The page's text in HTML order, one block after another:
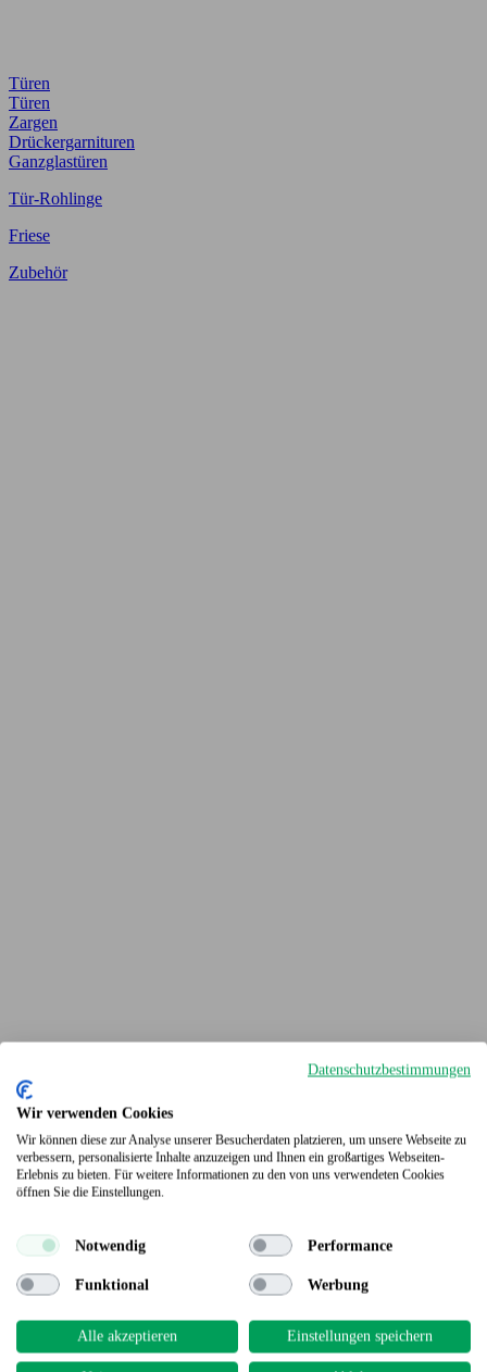
Türen
Türen
Zargen
Drückergarnituren
Ganzglastüren
Tür-Rohlinge
Friese
Zubehör
Terrassendielen
Datenschutzbestimmungen
Wir verwenden Cookies
Wir können diese zur Analyse unserer Besucherdaten platzieren, um unsere Webseite zu
verbessern, personalisierte Inhalte anzuzeigen und Ihnen ein großartiges Webseiten-
Erlebnis zu bieten. Für weitere Informationen zu den von uns verwendeten Cookies
öffnen Sie die Einstellungen.
Notwendig Performance
Funktional Werbung
Alle akzeptieren Einstellungen speichern